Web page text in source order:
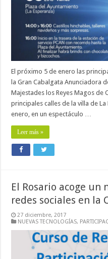
El próximo 5 de enero las
la Gran Cabalgata Anunciadora
Majestades los Reyes Magos de
principales calles de la villa de
enero, en un espectáculo …
Leer más »
El Rosario acoge un
redes sociales en la
27 diciembre, 2017
NUEVAS TECNOLOGÍAS,